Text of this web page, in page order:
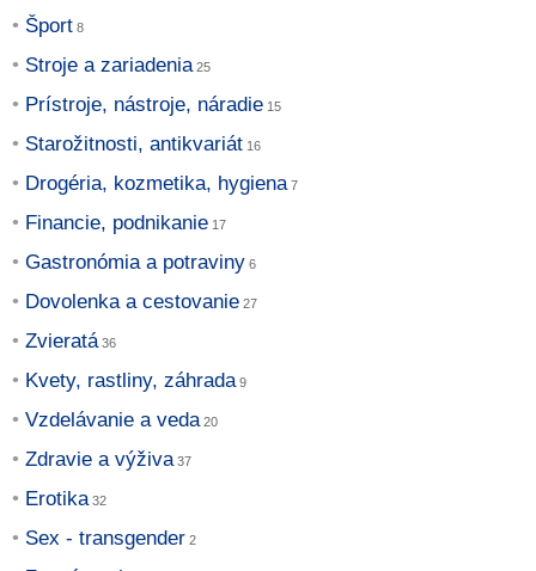
Šport
Stroje a zariadenia
Prístroje, nástroje, náradie
Starožitnosti, antikvariát
Drogéria, kozmetika, hygiena
Financie, podnikanie
Gastronómia a potraviny
Dovolenka a cestovanie
Zvieratá
Kvety, rastliny, záhrada
Vzdelávanie a veda
Zdravie a výživa
Erotika
Sex - transgender